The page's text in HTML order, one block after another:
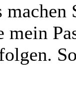
mein